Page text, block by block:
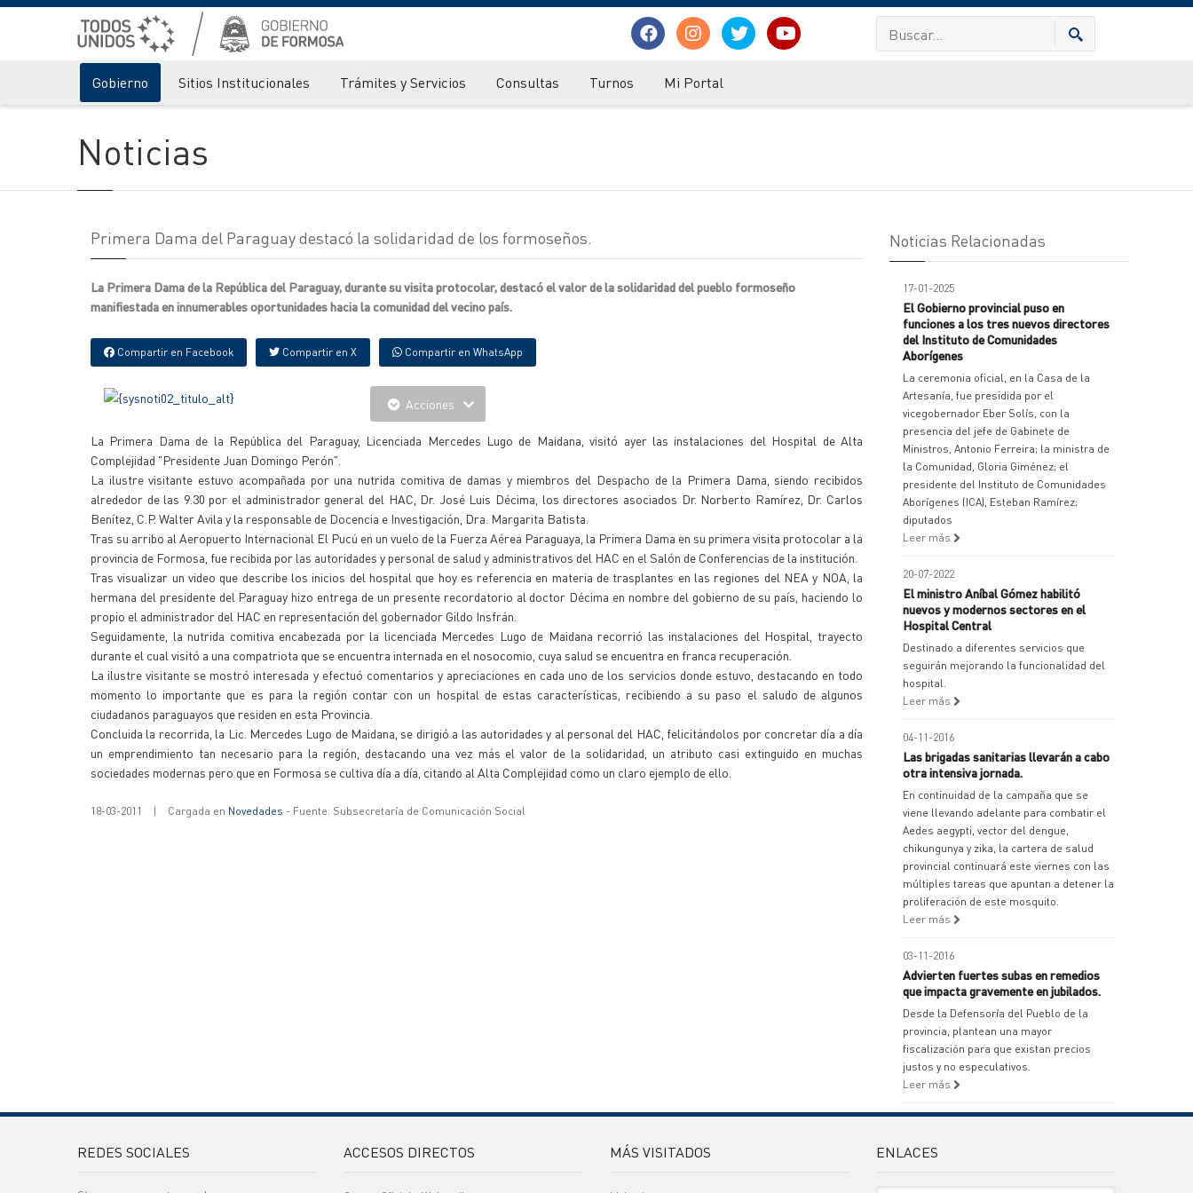
Gobierno Sitios Institucionales Trámites y Servicios Consultas Turnos Mi Portal
Noticias
Primera Dama del Paraguay destacó la solidaridad de los formoseños.
La Primera Dama de la República del Paraguay, durante su visita protocolar, destacó el valor de la solidaridad del pueblo formoseño
manifiestada en innumerables oportunidades hacia la comunidad del vecino país.
Compartir en Facebook Compartir en X Compartir en WhatsApp
Acciones
La Primera Dama de la República del Paraguay, Licenciada Mercedes Lugo de Maidana, visitó ayer las instalaciones del Hospital de Alta
Complejidad "Presidente Juan Domingo Perón".
La ilustre visitante estuvo acompañada por una nutrida comitiva de damas y miembros del Despacho de la Primera Dama, siendo recibidos
alrededor de las 9.30 por el administrador general del HAC, Dr. José Luis Décima, los directores asociados Dr. Norberto Ramírez, Dr. Carlos
Benítez, C.P. Walter Avila y la responsable de Docencia e Investigación, Dra. Margarita Batista.
Tras su arribo al Aeropuerto Internacional El Pucú en un vuelo de la Fuerza Aérea Paraguaya, la Primera Dama en su primera visita protocolar a la
provincia de Formosa, fue recibida por las autoridades y personal de salud y administrativos del HAC en el Salón de Conferencias de la institución.
Tras visualizar un video que describe los inicios del hospital que hoy es referencia en materia de trasplantes en las regiones del NEA y NOA, la
hermana del presidente del Paraguay hizo entrega de un presente recordatorio al doctor Décima en nombre del gobierno de su país, haciendo lo
propio el administrador del HAC en representación del gobernador Gildo Insfrán.
Seguidamente, la nutrida comitiva encabezada por la licenciada Mercedes Lugo de Maidana recorrió las instalaciones del Hospital, trayecto
durante el cual visitó a una compatriota que se encuentra internada en el nosocomio, cuya salud se encuentra en franca recuperación.
La ilustre visitante se mostró interesada y efectuó comentarios y apreciaciones en cada uno de los servicios donde estuvo, destacando en todo
momento lo importante que es para la región contar con un hospital de estas características, recibiendo a su paso el saludo de algunos
ciudadanos paraguayos que residen en esta Provincia.
Concluida la recorrida, la Lic. Mercedes Lugo de Maidana, se dirigió a las autoridades y al personal del HAC, felicitándolos por concretar día a día
un emprendimiento tan necesario para la región, destacando una vez más el valor de la solidaridad, un atributo casi extinguido en muchas
sociedades modernas pero que en Formosa se cultiva día a día, citando al Alta Complejidad como un claro ejemplo de ello.
18-03-2011 | Cargada en Novedades - Fuente: Subsecretaría de Comunicación Social
Noticias Relacionadas
17-01-2025
El Gobierno provincial puso en
funciones a los tres nuevos directores
del Instituto de Comunidades
Aborígenes
La ceremonia oficial, en la Casa de la
Artesanía, fue presidida por el
vicegobernador Eber Solís, con la
presencia del jefe de Gabinete de
Ministros, Antonio Ferreira; la ministra de
la Comunidad, Gloria Giménez; el
presidente del Instituto de Comunidades
Aborígenes (ICA), Esteban Ramírez;
diputados
Leer más
20-07-2022
El ministro Aníbal Gómez habilitó
nuevos y modernos sectores en el
Hospital Central
Destinado a diferentes servicios que
seguirán mejorando la funcionalidad del
hospital.
Leer más
04-11-2016
Las brigadas sanitarias llevarán a cabo
otra intensiva jornada.
En continuidad de la campaña que se
viene llevando adelante para combatir el
Aedes aegypti, vector del dengue,
chikungunya y zika, la cartera de salud
provincial continuará este viernes con las
múltiples tareas que apuntan a detener la
proliferación de este mosquito.
Leer más
03-11-2016
Advierten fuertes subas en remedios
que impacta gravemente en jubilados.
Desde la Defensoría del Pueblo de la
provincia, plantean una mayor
fiscalización para que existan precios
justos y no especulativos.
Leer más
REDES SOCIALES ACCESOS DIRECTOS MÁS VISITADOS ENLACES